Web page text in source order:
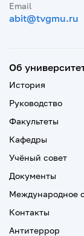
Email
abit@tvgmu.ru
Об
История
Руководство
Факультеты
Кафедры
Учёный совет
Документы
Международное
Контакты
Антитеррор